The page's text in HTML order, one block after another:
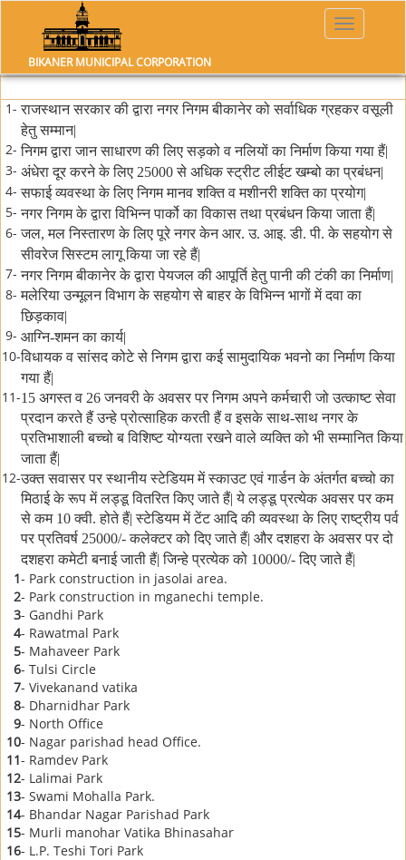
Toggle
BIKANER MUNICIPAL CORPORATION
ACHIEVEMENT OF BIKANER NAGAR
NIGAM
1- राजस्थान सरकार की द्वारा नगर निगम बीकानेर को सर्वाधिक ग्रहकर वसूली
हेतु सम्मान|
2- निगम द्वारा जान साधारण की लिए सड़को व नलियों का निर्माण किया गया हैं|
3- अंधेरा दूर करने के लिए 25000 से अधिक स्ट्रीट लीईट खम्बो का प्रबंधन|
4- सफाई व्यवस्था के लिए निगम मानव शक्ति व मशीनरी शक्ति का प्रयोग|
5- नगर निगम के द्वारा विभिन्न पार्को का विकास तथा प्रबंधन किया जाता हैं|
6- जल, मल निस्तारण के लिए पूरे नगर केन आर. उ. आइ. डी. पी. के सहयोग से
सीवरेज सिस्टम लागू किया जा रहे हैं|
7- नगर निगम बीकानेर के द्वारा पेयजल की आपूर्ति हेतु पानी की टंकी का निर्माण|
8- मलेरिया उन्मूलन विभाग के सहयोग से बाहर के विभिन्न भागों में दवा का
छिड़काव|
9- आग्नि-शमन का कार्य|
10-विधायक व सांसद कोटे से निगम द्वारा कई सामुदायिक भवनो का निर्माण किया
गया हैं|
11-15 अगस्त व 26 जनवरी के अवसर पर निगम अपने कर्मचारी जो उत्काष्ट सेवा
प्रदान करते हैं उन्हे प्रोत्साहिक करती हैं व इसके साथ-साथ नगर के
प्रतिभाशाली बच्चो ब विशिष्ट योग्यता रखने वाले व्यक्ति को भी सम्मानित किया
जाता हैं|
12-उक्त सवासर पर स्थानीय स्टेडियम में स्काउट एवं गार्डन के अंतर्गत बच्चो का
मिठाई के रूप में लड्डू वितरित किए जाते हैं| ये लड्डू प्रत्येक अवसर पर कम
से कम 10 क्वी. होते हैं| स्टेडियम में टेंट आदि की व्यवस्था के लिए राष्ट्रीय पर्व
पर प्रतिवर्ष 25000/- कलेक्टर को दिए जाते हैं| और दशहरा के अवसर पर दो
दशहरा कमेटी बनाई जाती हैं| जिन्हे प्रत्येक को 10000/- दिए जाते हैं|
1- Park construction in jasolai area.
2- Park construction in mganechi temple.
3- Gandhi Park
4- Rawatmal Park
5- Mahaveer Park
6- Tulsi Circle
7- Vivekanand vatika
8- Dharnidhar Park
9- North Office
10- Nagar parishad head Office.
11- Ramdev Park
12- Lalimai Park
13- Swami Mohalla Park.
14- Bhandar Nagar Parishad Park
15- Murli manohar Vatika Bhinasahar
16- L.P. Teshi Tori Park